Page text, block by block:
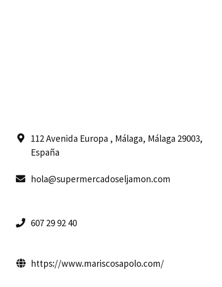
112 Avenida Europa , Málaga, Málaga 29003,
España
hola@supermercadoseljamon.com
607 29 92 40
https://www.mariscosapolo.com/